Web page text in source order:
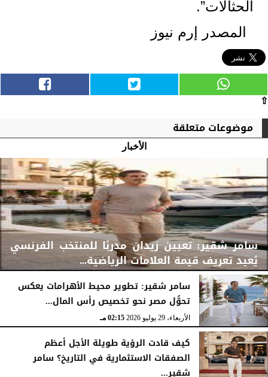
الحثالات”.
المصدر إرم نيوز
⇧
موضوعات متعلقة
الأخبار
سامر شقير: تعيين زيدان مدربًا للمنتخب الفرنسي
يُعيد تعريف قيمة العلامات الرياضية...
الأربعاء، 29 يوليو 2026 02:25 مـ
سامر شقير: تطوير محيط الأهرامات يعكس
تحوُّل مصر نحو تخصيص رأس المال...
الأربعاء، 29 يوليو 2026 02:15 مـ
كيف قادت الرؤية طويلة الأجل أعظم
الصفقات الاستثمارية في التاريخ؟ سامر
شقير...